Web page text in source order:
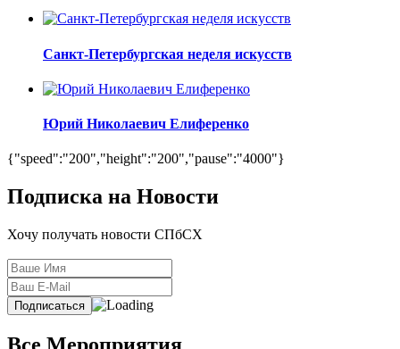
Санкт-Петербургская неделя искусств
Юрий Николаевич Елиференко
{"speed":"200","height":"200","pause":"4000"}
Подписка на Новости
Хочу получать новости СПбСХ